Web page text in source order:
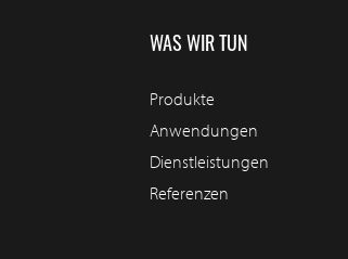
WAS WIR TUN
Produkte
Anwendungen
Dienstleistungen
Referenzen